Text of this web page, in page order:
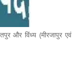
और विंध्य (मीरजापुर एवं